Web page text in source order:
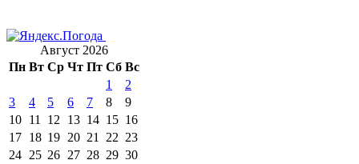
Август 2026
Пн Вт Ср Чт Пт Сб Вс
1
2
3
4 5 6 7 8
9
10 11 12 13 14 15 16
17 18 19 20 21 22 23
24 25 26 27 28 29 30